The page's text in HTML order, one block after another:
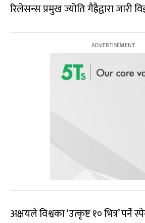
रिलेसन्स प्रमुख ज्योति गैह्रैद्वारा जारी
अक्षयले विश्वका ‘उत्कृष्ट १० भित्र’